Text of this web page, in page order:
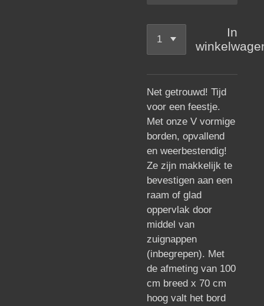
In
Net getrouwd! Tijd
voor een feestje.
Met onze V vormige
borden, opvallend
en weerbestendig!
Ze zijn makkelijk te
bevestigen aan een
raam of glad
oppervlak door
middel van
zuignappen
(inbegrepen). Met
de afmeting van 100
cm breed x 70 cm
hoog valt het bord